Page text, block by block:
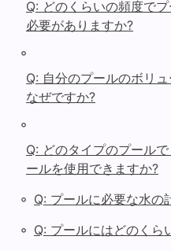
Q: どのくらいの頻度で
必要がありますか?
◦
Q: 自分のプールのボリ
なぜですか?
◦
Q: どのタイプのプール
ールを使用できますか?
◦ Q: プールに必要な水の
◦ Q: プールにはどのくら